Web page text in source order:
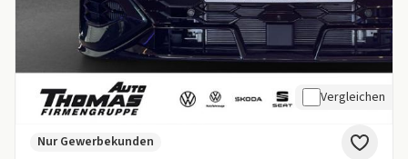
Vergleichen
Nur Gewerbekunden